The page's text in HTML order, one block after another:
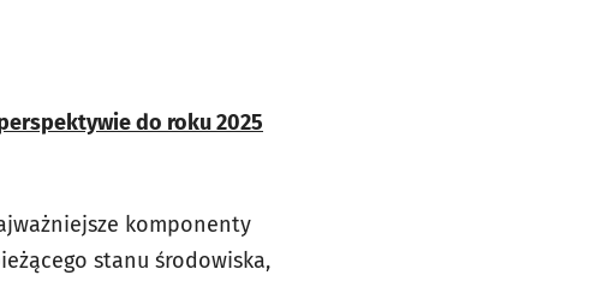
do roku 2025
komponenty
stanu środowiska,